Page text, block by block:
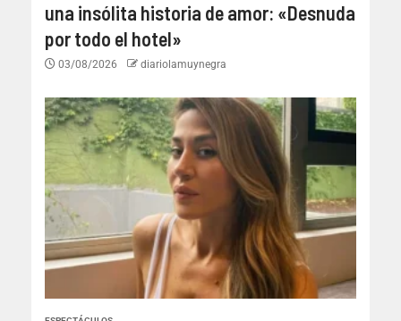
una insólita historia de amor: «Desnuda
por todo el hotel»
03/08/2026 diariolamuynegra